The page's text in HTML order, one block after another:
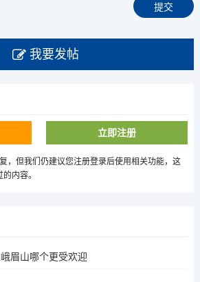
我要发帖
立即注册
，但我们仍建议您注册登录后使用相关功能，这
内容。
眉山哪个更受欢迎